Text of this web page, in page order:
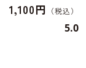
1,100円
5.0